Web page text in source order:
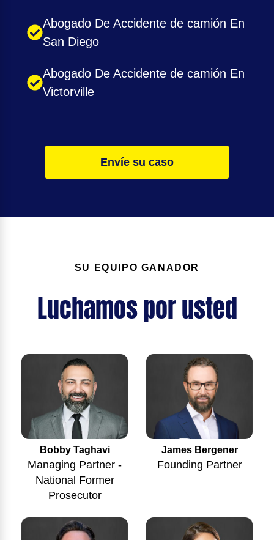
Abogado De Accidente de camión En
San Diego
Abogado De Accidente de camión En
Victorville
Envíe su caso
SU EQUIPO GANADOR
Luchamos por usted
Bobby Taghavi
Managing Partner -
National Former
Prosecutor
James Bergener
Founding Partner